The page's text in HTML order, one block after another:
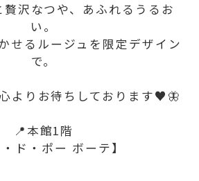
沢なつや、あふれるうるお
い。
せるルージュを限定デザイン
で。
よりお待ちしております♥🦋
📍本館1階
・ド・ポー ボーテ】